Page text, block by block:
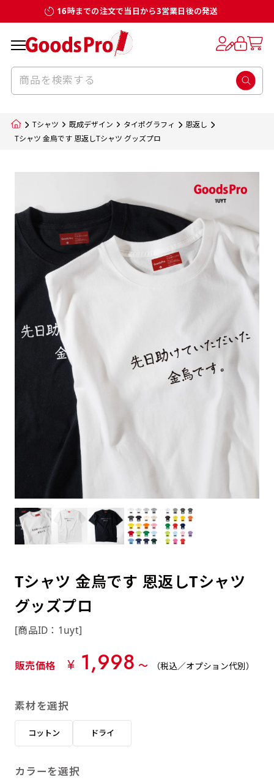
16時までの注文で当日から3営業日後の発送
Tシャツ 既成デザイン タイポグラフィ
恩返し
Tシャツ 金烏です 恩返しTシャツ グッズプロ
Tシャツ 金烏です 恩返しTシャツ
グッズプロ
[商品ID：1uyt]
販売価格 ¥ 1,998 〜 （税込／オプション代別）
素材を選択
コットン ドライ
カラーを選択
個数 単価 金額
合計金額 ¥0 （税込）
カートに入れる
お客様からのデータ入稿でのぼり旗を製作
する場合
入稿いただくデータは基本的にイラストレー
のデータとさせていただいております。
で解像度200dp以上必要です）当社の取り扱
いの規格サイズにつきましてはデザインテン
プレートの用意がありますので、ご購入後マ
イページの「購入履歴」よりダウンロードし
てご利用くださいませ。
お客様自身でオリジナルのサイズで製作する
場合につきましてはご希望の仕上がりサイズ
に対して四辺（すべての辺をプラス10ｍｍ）
したサイズで製作ください。（重要な情報な
どについては仕上がりサイズから四辺内側に
20ｍｍ程度内側の範囲内でデザイン校正して
ください）
当社の既製デザインを利用してのぼり旗を
製作したい場合
のぼり旗の改造プランとなりますので改造の
程度によってデザイン加工費用が発生いたし
詳細はお問い合わせください。
リピート
つくった、◯◯のぼり」の様に曖昧でも構い
ません。
リピート（要画像確認）［ +298円 ］
弊社よりJPG画像をお送りします。ご確認のお
入稿（AI／PSD）
購入時の案内に沿って入稿してください。［
デザイン変更なしでのご注文となります。
ルで製品デザインをしたデザインそのものを
指します。当グッズプロで販売として取り扱っ
該当いたします。既製のデザインを応用して自
分だけののぼり旗をつくりたい！などのデザ
イン改造や既製デザインに自分たちの団体の
名前入れや会社のロゴなどを挿入するなどの
相談もお請けしております。
名入れについて
当社の既製のぼり旗に対してお客様の任意の
テキストや企業情報・お店情報などを埋め込
むことができます。ご購入時にご希望の店舗
名などをご記載ください。専任のデザイナー
がバッチリデザインします。書体などのご指
定がなければ、のぼりのイメージに最適のフ
ォントを使用します。基本的にのぼりの下部
にショップ名、社名、電話番号が入ります。
データをお送りいただけましたらロゴの印刷
も出来ます。
お客様が納得するまで何度でもデザインの修
正をしますので、初めての方でもお気軽にご
相談ください。
する場合があります。
セル不可となります。
のぼり旗のデザインをする際に、考えると良
のぼり旗のデザインとしては基本的に左側と
上側にポールを通すミミ（業界用語でチチと
ただ、お客様の飾り付けたい場所の風向きを
もしかしたら左側と上についているよりも右
側と上についていた方が良いと思うかもしれ
ません。
風向きを考えながらチチの向きを決めてから
デザインをするとどの方向でデザインをする
と良いかひらめくかもしれません。デザイン
の方向性につきましてはお客様の好みもあり
ますので、見られる方（お客様）ができる限
り反転したデザインをみるよりも正像でみら
れるデザインを提供したいかと思いますので
その辺を参考にするとよいかもしれません。
サイズ一覧
既製品のサイズについては以下のサイズ表の通
お客様オリジナルサイズで製作をしたい場合
につきましてはお気軽にご相談ください。
みする都合や・最終的なカットをする際の都合
など）のでサイズの指定につきましてはｍｍ単
位は不可となります。最終的なサイズも多少の
ズレ5ｍｍ程度は起きる可能性があります。
よく見かける一般的なのぼり旗のサイズです。
ほとんどのポールや注水台に使用できます。
幅は標準サイズですが高さが30cm 低いです。
近距離の歩行者や、特に女性の目線を意識したい
サイズ一覧
既製品のサイズについては以下のサイズ表の通
お客様オリジナルサイズで製作をしたい場合
につきましてはお気軽にご相談ください。
みする都合や・最終的なカットをする際の都合
など）のでサイズの指定につきましてはｍｍ単
位は不可となります。最終的なサイズも多少の
ズレ5ｍｍ程度は起きる可能性があります。
よく見かける一般的なのぼり旗のサイズです。
ほとんどのポールや注水台に使用できます。
幅は標準サイズですが高さが30cm 低いです。
近距離の歩行者や、特に女性の目線を意識したい
一般的にはチチの位置はのぼり旗に対して上
ポールに通す際には上辺２か所に対してチチ
が左右どちらでものぼり旗自体をポールにく
生地のふちを大きく棒袋状に縫いこみポール
を通す筒をつくります。ポール自体を包み込
むため、耐久性があがり、デザインがより目
立ちます。
カーブ形状の特殊なのぼり旗にも適合する加
工方法となります。
ハトメ加工
ハトメ（鳩目）とは、革や布などに開けた穴
を補強するために取り付けるリングです。壁
側にロープなどで固定して、突風で倒れること
も風向きによってずっと裏向きになってしまう
いこともありません。
上下チチ
チチ無し
のぼり旗のチチについて
一般的にはチチの位置はのぼり旗に対して上
ポールに通す際には上辺２か所に対してチチ
が左右どちらでものぼり旗自体をポールにく
生地のふちを大きく棒袋状に縫いこみポール
を通す筒をつくります。ポール自体を包み込
むため、耐久性があがり、デザインがより目
立ちます。
カーブ形状の特殊なのぼり旗にも適合する加
工方法となります。
ハトメ加工
ハトメ（鳩目）とは、革や布などに開けた穴
を補強するために取り付けるリングです。壁
側にロープなどで固定して、突風で倒れること
も風向きによってずっと裏向きになってしまう
いこともありません。
上チチ 上下チチ 左右チチ
上左右チチ
（上と左右）
ハトメ四隅
補強縫製って何？
補強縫製とはヒートカッター（熱で焼き切る
をあげるために折り返し縫いをすることで風
の影響を受けやすい四辺の強度を増す加工で
各辺のおおむね3～5ｍｍ程度を折り返し、縫
い糸を走らせて補強します。加工をすることで
のぼり旗の１辺～４辺は折り返し加工されま
すのでその部分のホツレや裂けてしまうこと
を防止する効果があります。
棒袋縫いの場合、補強が無償で付いてきます。
チチのついてない長辺・
短辺を補強縫製します
三辺補強
［ +48円 ］
チチのついてない長辺・
四辺補強
生地の種類
ポンジ（一般）
一般的なのぼり旗の生地はポンジといわれる
厚みが約0.14ｍｍのとても薄い生地を使用し
ます。
のぼり旗製作で一番良く使用される生地で
す。生地の厚みが薄く、裏側にインクが浸透
しやすい生地です。
トロピカル（納期+1営業日）
［ +299円 ］
ワンランク厚手のトロピカル（生地の厚みが
ポンジをやや厚くした生地です。ポンジと比
べると約2倍の厚みがあります。タペストリー
スリット（切り込み）加工とは？
スリット（切り込み）を入れることで横幕が
疑似的にのれんのように見せるための加工手
法です。
1本（2分割）
［ +33円 ］
2本（3分割）
［ +66円 ］
［ +99円 ］
4本（5分割）
【注意点】
スリット（切り込み）は均等割りを意識して
カットラインを入れます。
デザインや絵柄をスリット加工時にカットす
る場合があります。